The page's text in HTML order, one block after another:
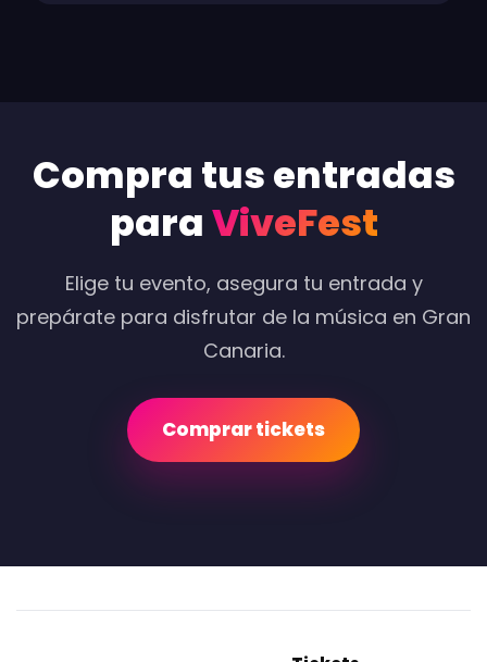
Compra tus entradas
paraViveFest
Elige tu evento, asegura tu entrada y
prepárate para disfrutar de la música en Gran
Canaria.
Comprar tickets